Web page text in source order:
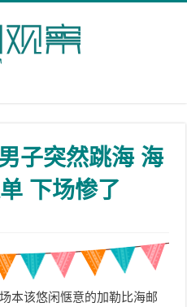
子突然跳海 海
下场惨了
本该悠闲惬意的加勒比海邮